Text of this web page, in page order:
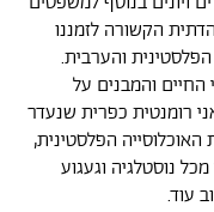
הקשורה לזמננו
והערבית.
והמבנים על
רומנטית כפרית שנעדר
הפלסטינית,
נוסטלגיה וגעגוע
עוד.